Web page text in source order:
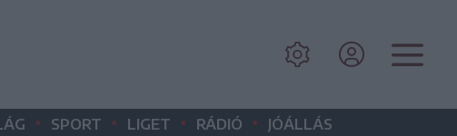
• SPORT • LIGET • RÁDIÓ • JÓÁLLÁS